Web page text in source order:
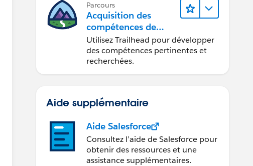
Parcours
Acquisition des
compétences de
demain avec
Trailhead
Utilisez Trailhead pour développer
des compétences pertinentes et
recherchées.
Aide supplémentaire
Aide Salesforce
Consultez l’aide de Salesforce pour
obtenir des ressources et une
assistance supplémentaires.